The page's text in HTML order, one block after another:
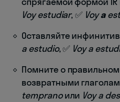
Voy estudiar, ✅ Voya
Оставляйте
a estudiо, ✅ Voy a
Помните о
возвратными
tempranoили Voy a